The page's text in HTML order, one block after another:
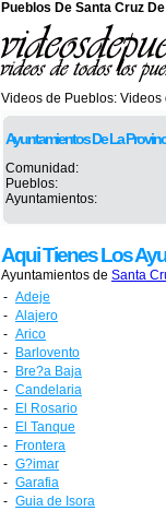
Pueblos De Santa Cruz
Videos de Pueblos: Videos
Ayuntamientos De La
Comunidad:
Pueblos:
Ayuntamientos:
Aqui Tienes Los
Ayuntamientos de Santa
- Adeje
- Alajero
- Arico
-
Barlovento
-
Bre?a Baja
- Candelaria
-
El Rosario
-
El Tanque
-
Frontera
- G?imar
- Garafia
- Guia de Isora